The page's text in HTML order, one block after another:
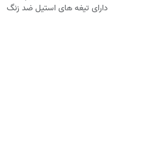
دارای تیغه های استیل ضد زنگ